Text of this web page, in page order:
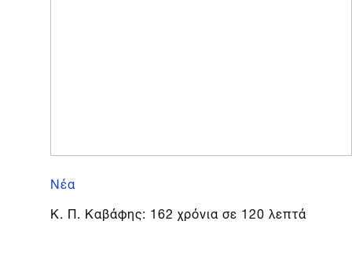
Νέα
Κ. Π. Καβάφης: 162 χρόνια σε 120 λεπτά